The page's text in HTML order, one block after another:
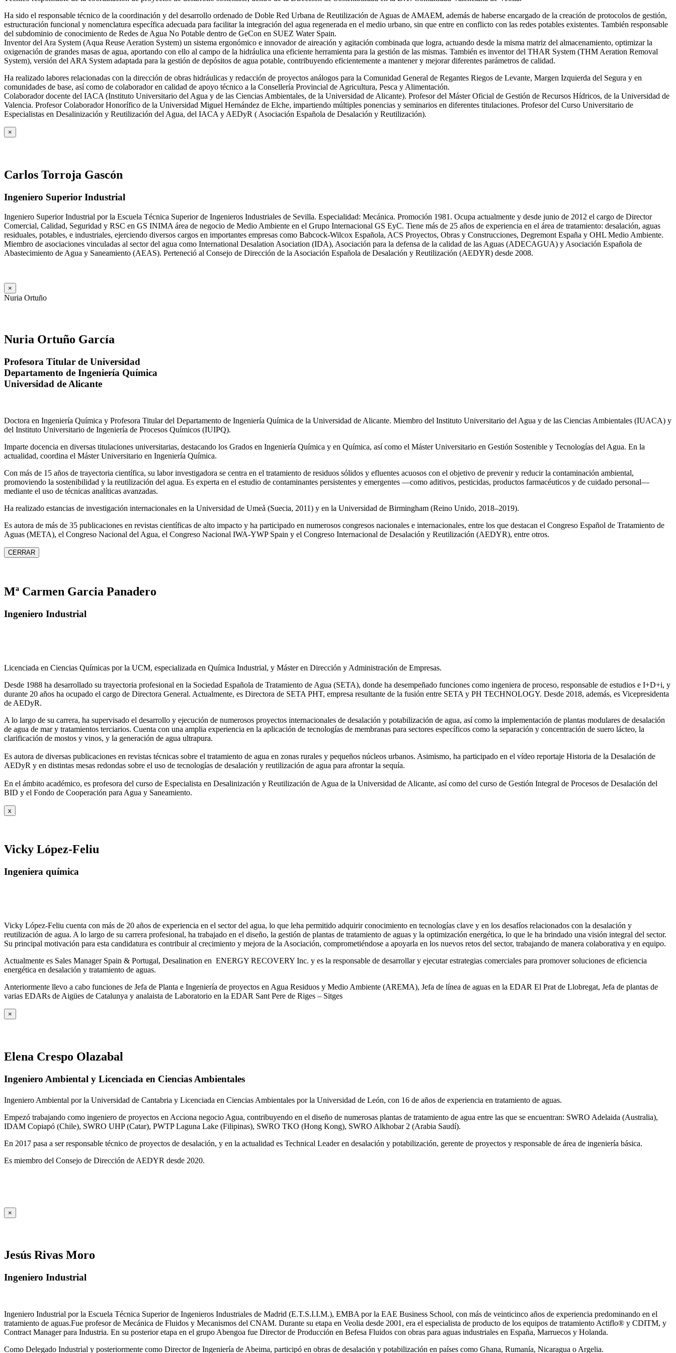
Ha sido el responsable técnico de la coordinación y del desarrollo ordenado de Doble Red Urbana de Reutilización de Aguas de AMAEM, además de haberse encargado de la creación de protocolos de gestión,
estructuración funcional y nomenclatura específica adecuada para facilitar la integración del agua regenerada en el medio urbano, sin que entre en conflicto con las redes potables existentes. También responsable
del subdominio de conocimiento de Redes de Agua No Potable dentro de GeCon en SUEZ Water Spain.
Inventor del Ara System (Aqua Reuse Aeration System) un sistema ergonómico e innovador de aireación y agitación combinada que logra, actuando desde la misma matriz del almacenamiento, optimizar la
oxigenación de grandes masas de agua, aportando con ello al campo de la hidráulica una eficiente herramienta para la gestión de las mismas. También es inventor del THAR System (THM Aeration Removal
System), versión del ARA System adaptada para la gestión de depósitos de agua potable, contribuyendo eficientemente a mantener y mejorar diferentes parámetros de calidad.
Ha realizado labores relacionadas con la dirección de obras hidráulicas y redacción de proyectos análogos para la Comunidad General de Regantes Riegos de Levante, Margen Izquierda del Segura y en
comunidades de base, así como de colaborador en calidad de apoyo técnico a la Consellería Provincial de Agricultura, Pesca y Alimentación.
Colaborador docente del IACA (Instituto Universitario del Agua y de las Ciencias Ambientales, de la Universidad de Alicante). Profesor del Máster Oficial de Gestión de Recursos Hídricos, de la Universidad de
Valencia. Profesor Colaborador Honorífico de la Universidad Miguel Hernández de Elche, impartiendo múltiples ponencias y seminarios en diferentes titulaciones. Profesor del Curso Universitario de
Especialistas en Desalinización y Reutilización del Agua, del IACA y AEDyR ( Asociación Española de Desalación y Reutilización).
×
Carlos Torroja Gascón
Ingeniero Superior Industrial
Ingeniero Superior Industrial por la Escuela Técnica Superior de Ingenieros Industriales de Sevilla. Especialidad: Mecánica. Promoción 1981. Ocupa actualmente y desde junio de 2012 el cargo de Director
Comercial, Calidad, Seguridad y RSC en GS INIMA área de negocio de Medio Ambiente en el Grupo Internacional GS EyC. Tiene más de 25 años de experiencia en el área de tratamiento: desalación, aguas
residuales, potables, e industriales, ejerciendo diversos cargos en importantes empresas como Babcock-Wilcox Española, ACS Proyectos, Obras y Construcciones, Degremont España y OHL Medio Ambiente.
Miembro de asociaciones vinculadas al sector del agua como International Desalation Asociation (IDA), Asociación para la defensa de la calidad de las Aguas (ADECAGUA) y Asociación Española de
Abastecimiento de Agua y Saneamiento (AEAS). Perteneció al Consejo de Dirección de la Asociación Española de Desalación y Reutilización (AEDYR) desde 2008.
×
Nuria Ortuño
Nuria Ortuño García
Profesora Titular de Universidad
Departamento de Ingeniería Química
Universidad de Alicante
Doctora en Ingeniería Química y Profesora Titular del Departamento de Ingeniería Química de la Universidad de Alicante. Miembro del Instituto Universitario del Agua y de las Ciencias Ambientales (IUACA) y
del Instituto Universitario de Ingeniería de Procesos Químicos (IUIPQ).
Imparte docencia en diversas titulaciones universitarias, destacando los Grados en Ingeniería Química y en Química, así como el Máster Universitario en Gestión Sostenible y Tecnologías del Agua. En la
actualidad, coordina el Máster Universitario en Ingeniería Química.
Con más de 15 años de trayectoria científica, su labor investigadora se centra en el tratamiento de residuos sólidos y efluentes acuosos con el objetivo de prevenir y reducir la contaminación ambiental,
promoviendo la sostenibilidad y la reutilización del agua. Es experta en el estudio de contaminantes persistentes y emergentes —como aditivos, pesticidas, productos farmacéuticos y de cuidado personal—
mediante el uso de técnicas analíticas avanzadas.
Ha realizado estancias de investigación internacionales en la Universidad de Umeå (Suecia, 2011) y en la Universidad de Birmingham (Reino Unido, 2018–2019).
Es autora de más de 35 publicaciones en revistas científicas de alto impacto y ha participado en numerosos congresos nacionales e internacionales, entre los que destacan el Congreso Español de Tratamiento de
Aguas (META), el Congreso Nacional del Agua, el Congreso Nacional IWA‑YWP Spain y el Congreso Internacional de Desalación y Reutilización (AEDYR), entre otros.
CERRAR
Mª Carmen Garcia Panadero
Ingeniero Industrial
Licenciada en Ciencias Químicas por la UCM, especializada en Química Industrial, y Máster en Dirección y Administración de Empresas.
Desde 1988 ha desarrollado su trayectoria profesional en la Sociedad Española de Tratamiento de Agua (SETA), donde ha desempeñado funciones como ingeniera de proceso, responsable de estudios e I+D+i, y
durante 20 años ha ocupado el cargo de Directora General. Actualmente, es Directora de SETA PHT, empresa resultante de la fusión entre SETA y PH TECHNOLOGY. Desde 2018, además, es Vicepresidenta
de AEDyR.
A lo largo de su carrera, ha supervisado el desarrollo y ejecución de numerosos proyectos internacionales de desalación y potabilización de agua, así como la implementación de plantas modulares de desalación
de agua de mar y tratamientos terciarios. Cuenta con una amplia experiencia en la aplicación de tecnologías de membranas para sectores específicos como la separación y concentración de suero lácteo, la
clarificación de mostos y vinos, y la generación de agua ultrapura.
Es autora de diversas publicaciones en revistas técnicas sobre el tratamiento de agua en zonas rurales y pequeños núcleos urbanos. Asimismo, ha participado en el vídeo reportaje Historia de la Desalación de
AEDyR y en distintas mesas redondas sobre el uso de tecnologías de desalación y reutilización de agua para afrontar la sequía.
En el ámbito académico, es profesora del curso de Especialista en Desalinización y Reutilización de Agua de la Universidad de Alicante, así como del curso de Gestión Integral de Procesos de Desalación del
BID y el Fondo de Cooperación para Agua y Saneamiento.
x
Vicky López-Feliu
Ingeniera química
Vicky López-Feliu cuenta con más de 20 años de experiencia en el sector del agua, lo que leha permitido adquirir conocimiento en tecnologías clave y en los desafíos relacionados con la desalación y
reutilización de agua. A lo largo de su carrera profesional, ha trabajado en el diseño, la gestión de plantas de tratamiento de aguas y la optimización energética, lo que le ha brindado una visión integral del sector.
Su principal motivación para esta candidatura es contribuir al crecimiento y mejora de la Asociación, comprometiéndose a apoyarla en los nuevos retos del sector, trabajando de manera colaborativa y en equipo.
Actualmente es Sales Manager Spain & Portugal, Desalination en ENERGY RECOVERY Inc. y es la responsable de desarrollar y ejecutar estrategias comerciales para promover soluciones de eficiencia
energética en desalación y tratamiento de aguas.
Anteriormente llevo a cabo funciones de Jefa de Planta e Ingeniería de proyectos en Agua Residuos y Medio Ambiente (AREMA), Jefa de línea de aguas en la EDAR El Prat de Llobregat, Jefa de plantas de
varias EDARs de Aigües de Catalunya y analaista de Laboratorio en la EDAR Sant Pere de Riges – Sitges
×
Elena Crespo Olazabal
Ingeniero Ambiental y Licenciada en Ciencias Ambientales
Ingeniero Ambiental por la Universidad de Cantabria y Licenciada en Ciencias Ambientales por la Universidad de León, con 16 de años de experiencia en tratamiento de aguas.
Empezó trabajando como ingeniero de proyectos en Acciona negocio Agua, contribuyendo en el diseño de numerosas plantas de tratamiento de agua entre las que se encuentran: SWRO Adelaida (Australia),
IDAM Copiapó (Chile), SWRO UHP (Catar), PWTP Laguna Lake (Filipinas), SWRO TKO (Hong Kong), SWRO Alkhobar 2 (Arabia Saudí).
En 2017 pasa a ser responsable técnico de proyectos de desalación, y en la actualidad es Technical Leader en desalación y potabilización, gerente de proyectos y responsable de área de ingeniería básica.
Es miembro del Consejo de Dirección de AEDYR desde 2020.
×
Jesús Rivas Moro
Ingeniero Industrial
Ingeniero Industrial por la Escuela Técnica Superior de Ingenieros Industriales de Madrid (E.T.S.I.I.M.), EMBA por la EAE Business School, con más de veinticinco años de experiencia predominando en el
tratamiento de aguas.Fue profesor de Mecánica de Fluidos y Mecanismos del CNAM. Durante su etapa en Veolia desde 2001, era el especialista de producto de los equipos de tratamiento Actiflo® y CDITM, y
Contract Manager para Industria. En su posterior etapa en el grupo Abengoa fue Director de Producción en Befesa Fluidos con obras para aguas industriales en España, Marruecos y Holanda.
Como Delegado Industrial y posteriormente como Director de Ingeniería de Abeima, participó en obras de desalación y potabilización en países como Ghana, Rumanía, Nicaragua o Argelia.